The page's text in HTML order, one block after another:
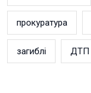
прокуратура
загиблі ДТП